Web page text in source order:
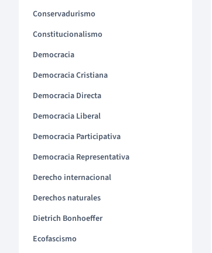
Conservadurismo
Constitucionalismo
Democracia
Democracia Cristiana
Democracia Directa
Democracia Liberal
Democracia Participativa
Democracia Representativa
Derecho internacional
Derechos naturales
Dietrich Bonhoeffer
Ecofascismo